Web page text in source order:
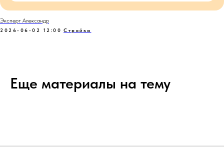
Эксперт Александр
2026-06-02 12:00 Стройка
Еще материалы на тему